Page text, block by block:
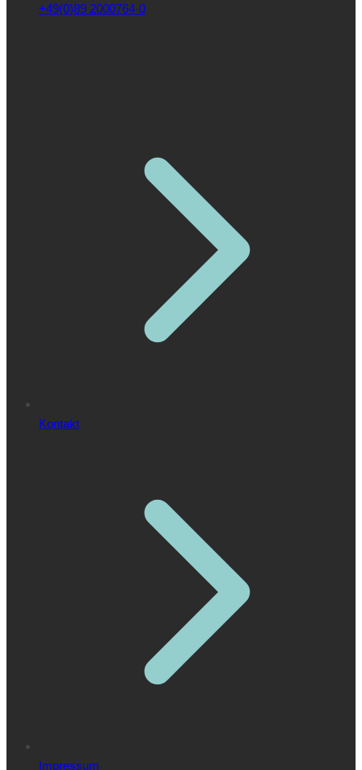
+49(0)89 2000764-0
Kontakt
Impressum